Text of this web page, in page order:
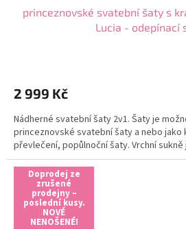
princeznovské svatební šaty s
Lucia - odepínací
2 999 Kč
Nádherné svatební šaty 2v1. Šaty je
princeznovské svatební šaty a nebo jako
převlečení, popůlnoční šaty. Vrchní sukně
Doprodej ze
zrušené
prodejny –
poslední kusy.
NOVÉ
NENOŠENÉ!